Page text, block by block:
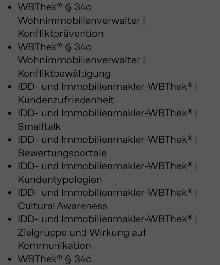
WBThek® § 34c
Wohnimmobilienverwalter |
Konfliktprävention
WBThek® § 34c
Wohnimmobilienverwalter |
Konfliktbewältigung
IDD- und Immobilienmakler-WBThek® |
Kundenzufriedenheit
IDD- und Immobilienmakler-WBThek® |
Smalltalk
IDD- und Immobilienmakler-WBThek® |
Bewertungsportale
IDD- und Immobilienmakler-WBThek® |
Kundentypologien
IDD- und Immobilienmakler-WBThek® |
Cultural Awareness
IDD- und Immobilienmakler-WBThek® |
Zielgruppe und Wirkung auf
Kommunikation
WBThek® § 34c